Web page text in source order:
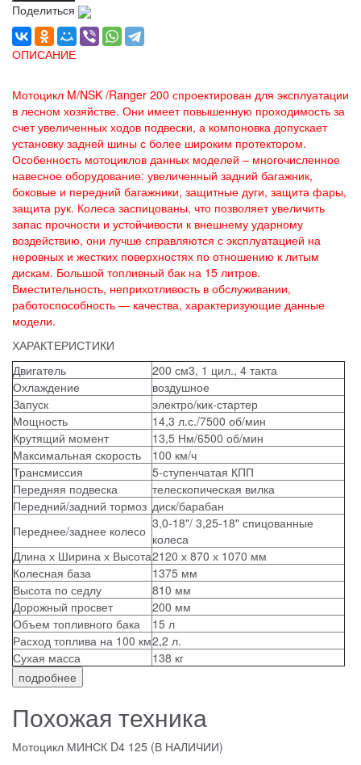
Поделиться
ОПИСАНИЕ
Мотоцикл M/NSK /Ranger 200 спроектирован для эксплуатации
в лесном хозяйстве. Они имеет повышенную проходимость за
счет увеличенных ходов подвески, а компоновка допускает
установку задней шины с более широким протектором.
Особенность мотоциклов данных моделей – многочисленное
навесное оборудование: увеличенный задний багажник,
боковые и передний багажники, защитные дуги, защита фары,
защита рук. Колеса заспицованы, что позволяет увеличить
запас прочности и устойчивости к внешнему ударному
воздействию, они лучше справляются с эксплуатацией на
неровных и жестких поверхностях по отношению к литым
дискам. Большой топливный бак на 15 литров.
Вместительность, неприхотливость в обслуживании,
работоспособность — качества, характеризующие данные
модели.
ХАРАКТЕРИСТИКИ
Двигатель
200 см3, 1 цил., 4 такта
Охлаждение
воздушное
Запуск
электро/кик-стартер
Мощность
14,3 л.с./7500 об/мин
Крутящий момент
13,5 Нм/6500 об/мин
Максимальная скорость
100 км/ч
Трансмиссия
5-ступенчатая КПП
Передняя подвеска
телескопическая вилка
Передний/задний тормоз диск/барабан
Переднее/заднее колесо 3,0-18"/ 3,25-18" спицованные
колеса
Длина х Ширина х Высота2120 х 870 х 1070 мм
Колесная база
1375 мм
Высота по седлу
810 мм
Дорожный просвет
200 мм
Объем топливного бака
15 л
Расход топлива на 100 км2,2 л.
Сухая масса
138 кг
подробнее
Похожая техника
Мотоцикл МИНСК D4 125 (В НАЛИЧИИ)